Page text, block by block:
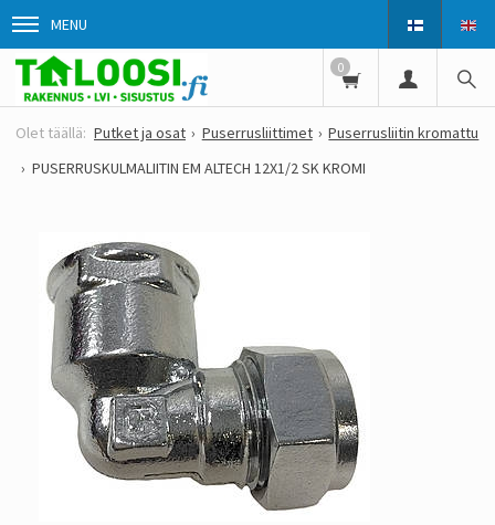
MENU
0
Putket ja osat Puserrusliittimet
Puserrusliitin kromattu
PUSERRUSKULMALIITIN EM ALTECH 12X1/2 SK KROMI